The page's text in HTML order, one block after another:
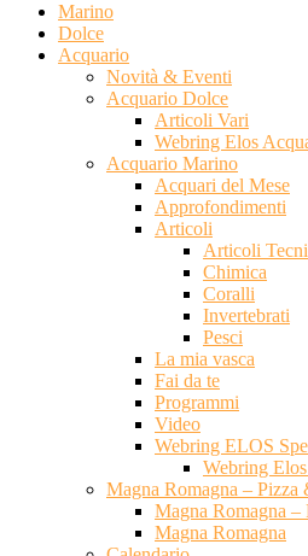
Marino
Dolce
Acquario
Novità & Eventi
Acquario Dolce
Articoli Vari
Webring Elos
Acquario Marino
Acquari del Mese
Approfondimenti
Articoli
Articoli
Chimica
Coralli
Invertebrati
Pesci
La mia vasca
Fai da te
Programmi
Video
Webring ELOS
Webring
Magna Romagna – Pizza
Magna Romagna
Magna Romagna